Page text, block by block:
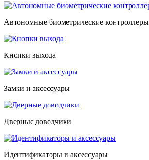
Автономные биометрические контроллеры
Кнопки выхода
Замки и аксессуары
Дверные доводчики
Идентификаторы и аксессуары